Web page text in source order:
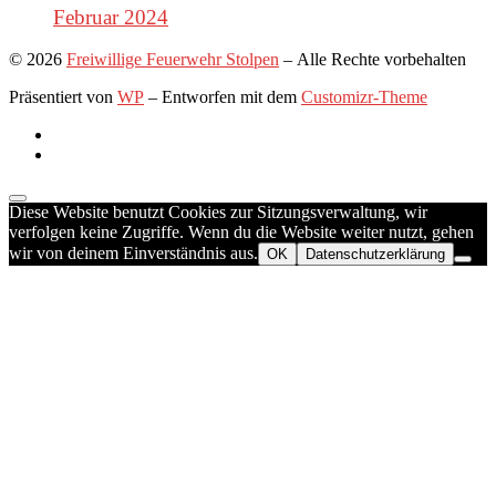
Februar 2024
© 2026 Freiwillige Feuerwehr Stolpen – Alle Rechte vorbehalten
Präsentiert von WP – Entworfen mit dem Customizr-Theme
Diese Website benutzt Cookies zur Sitzungsverwaltung, wir
verfolgen keine Zugriffe. Wenn du die Website weiter nutzt, gehen
wir von deinem Einverständnis aus. OK Datenschutzerklärung